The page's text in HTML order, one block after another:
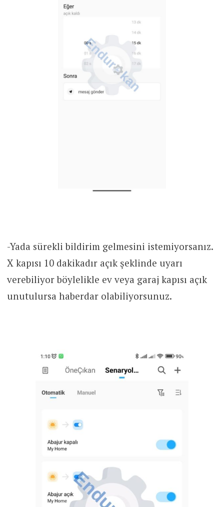
-Yada sürekli bildirim gelmesini istemiyorsanız.
X kapısı 10 dakikadır açık şeklinde uyarı
verebiliyor böylelikle ev veya garaj kapısı açık
unutulursa haberdar olabiliyorsunuz.